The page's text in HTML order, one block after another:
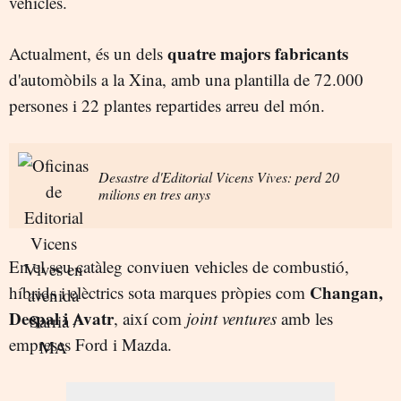
Actualment, és un dels quatre majors fabricants
d'automòbils a la Xina, amb una plantilla de 72.000
persones i 22 plantes repartides arreu del món.
Desastre d'Editorial Vicens Vives: perd 20
milions en tres anys
En el seu catàleg conviuen vehicles de combustió,
híbrids i elèctrics sota marques pròpies com Changan,
Deepal i Avatr, així com joint ventures amb les
empreses Ford i Mazda.